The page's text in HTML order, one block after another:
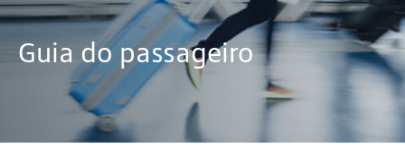
Guia do passageiro